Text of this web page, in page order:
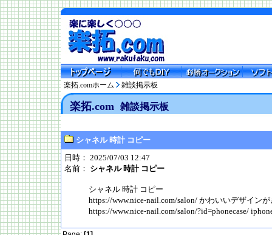
楽拓.comホーム 雑談掲示板
楽拓.com 雑談掲示板
シャネル 時計 コピー
日時： 2025/07/03 12:47
名前： シャネル 時計 コピー
シャネル 時計 コピー
https://www.nice-nail.com/salon/ かわいいデザイン
https://www.nice-nail.com/salon/?id=phonecase/